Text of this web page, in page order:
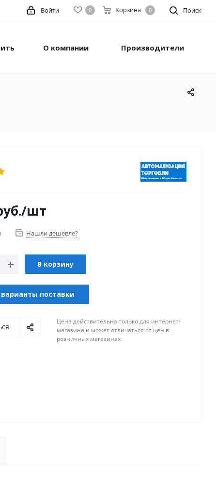
Поиск
0 Корзина 0
Войти
О компании Производители
/шт
Нашли дешевле?
В корзину
поставки
Цена действительна только для интернет-
магазина и может отличаться от цен в
розничных магазинах